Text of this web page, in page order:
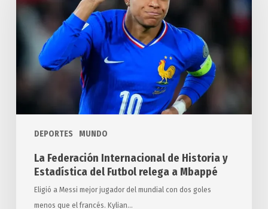
DEPORTES MUNDO
de
Historia
Estadística
Futbol
Mbappé
La Federación Internacional de Historia y
Estadística del Futbol relega a Mbappé
Eligió a Messi mejor jugador del mundial con dos goles
menos que el francés. Kylian…